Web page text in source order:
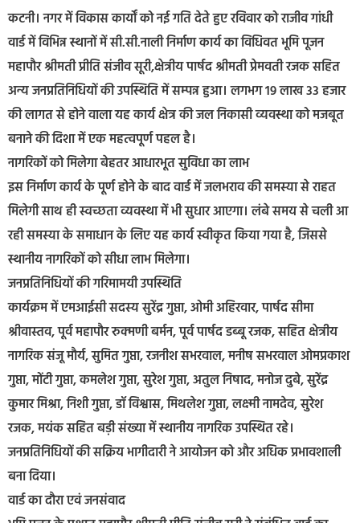
कटनी। नगर में विकास कार्यों को नई गति देते हुए रविवार को राजीव गांधी
वार्ड में विभिन्न स्थानों में सी.सी.नाली निर्माण कार्य का विधिवत भूमि पूजन
महापौर श्रीमती प्रीति संजीव सूरी,क्षेत्रीय पार्षद श्रीमती प्रेमवती रजक सहित
अन्य जनप्रतिनिधियों की उपस्थिति में सम्पन्न हुआ। लगभग 19 लाख 33 हजार
की लागत से होने वाला यह कार्य क्षेत्र की जल निकासी व्यवस्था को मजबूत
बनाने की दिशा में एक महत्वपूर्ण पहल है।
नागरिकों को मिलेगा बेहतर आधारभूत सुविधा का लाभ
इस निर्माण कार्य के पूर्ण होने के बाद वार्ड में जलभराव की समस्या से राहत
मिलेगी साथ ही स्वच्छता व्यवस्था में भी सुधार आएगा। लंबे समय से चली आ
रही समस्या के समाधान के लिए यह कार्य स्वीकृत किया गया है, जिससे
स्थानीय नागरिकों को सीधा लाभ मिलेगा।
जनप्रतिनिधियों की गरिमामयी उपस्थिति
कार्यक्रम में एमआईसी सदस्य सुरेंद्र गुप्ता, ओमी अहिरवार, पार्षद सीमा
श्रीवास्तव, पूर्व महापौर रुक्मणी बर्मन, पूर्व पार्षद डब्बू रजक, सहित क्षेत्रीय
नागरिक संजू मौर्य, सुमित गुप्ता, रजनीश सभरवाल, मनीष सभरवाल ओमप्रकाश
गुप्ता, मोंटी गुप्ता, कमलेश गुप्ता, सुरेश गुप्ता, अतुल निषाद, मनोज दुबे, सुरेंद्र
कुमार मिश्रा, निशी गुप्ता, डॉ विश्वास, मिथलेश गुप्ता, लक्ष्मी नामदेव, सुरेश
रजक, मयंक सहित बड़ी संख्या में स्थानीय नागरिक उपस्थित रहे।
जनप्रतिनिधियों की सक्रिय भागीदारी ने आयोजन को और अधिक प्रभावशाली
बना दिया।
वार्ड का दौरा एवं जनसंवाद